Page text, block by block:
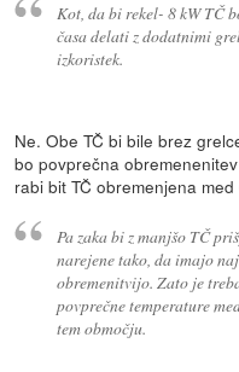
Kot, da bi rekel- 8 kW TČ
časa delati z dodatnimi
izkoristek.
Ne. Obe TČ bi bile brez
bo povprečna
rabi bit TČ obremenjena
Pa zaka bi z manjšo TČ
narejene tako, da imajo
obremenitvijo. Zato je
povprečne temperature
tem območju.